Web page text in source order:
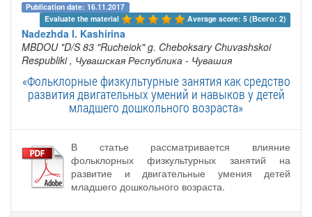
Publication date: 16.11.2017
Evaluate the material
Average score: 5 (Всего: 2)
Nadezhda I. Kashirina
MBDOU "D/S 83 "Rucheiok" g. Cheboksary Chuvashskoi
Respubliki , Чувашская Республика - Чувашия
«Фольклорные физкультурные занятия как средство
развития двигательных умений и навыков у детей
младшего дошкольного возраста»
В статье рассматривается влияние
фольклорных физкультурных занятий на
развитие и двигательные умения детей
младшего дошкольного возраста.